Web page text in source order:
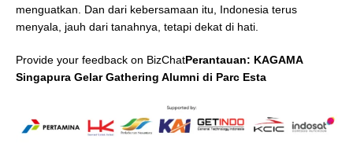
menguatkan. Dan dari kebersamaan itu, Indonesia terus
menyala, jauh dari tanahnya, tetapi dekat di hati.
Provide your feedback on BizChatPerantauan: KAGAMA
Singapura Gelar Gathering Alumni di Parc Esta